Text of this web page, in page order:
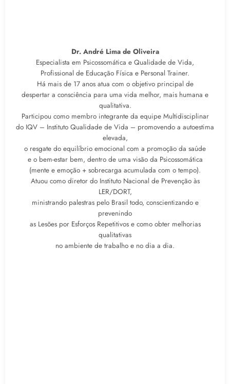
Dr. André Lima de Oliveira
Especialista em Psicossomática e Qualidade de Vida,
Profissional de Educação Física e Personal Trainer.
Há mais de 17 anos atua com o objetivo principal de
despertar a consciência para uma vida melhor, mais humana e
qualitativa.
Participou como membro integrante da equipe Multidisciplinar
do IQV – Instituto Qualidade de Vida – promovendo a autoestima
elevada,
o resgate do equilíbrio emocional com a promoção da saúde
e o bem-estar bem, dentro de uma visão da Psicossomática
(mente e emoção + sobrecarga acumulada com o tempo).
Atuou como diretor do Instituto Nacional de Prevenção às
LER/DORT,
ministrando palestras pelo Brasil todo, conscientizando e
prevenindo
as Lesões por Esforços Repetitivos e como obter melhorias
qualitativas
no ambiente de trabalho e no dia a dia.